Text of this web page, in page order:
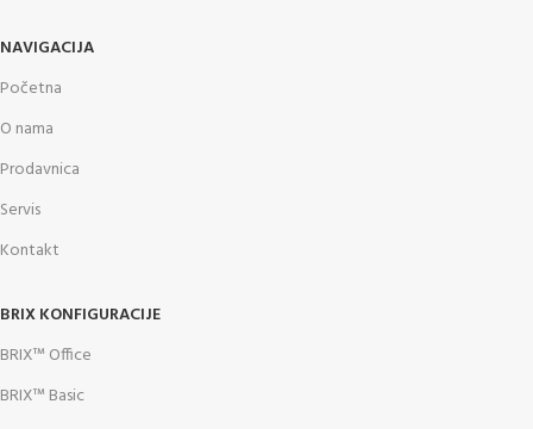
NAVIGACIJA
Početna
O nama
Prodavnica
Servis
Kontakt
BRIX KONFIGURACIJE
BRIX™ Office
BRIX™ Basic